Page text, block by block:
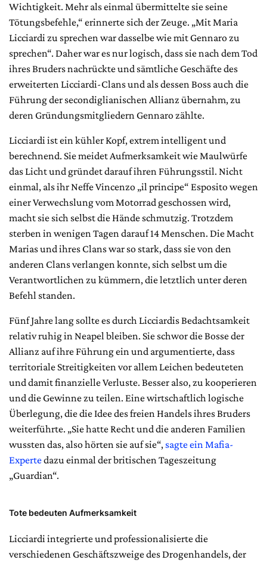
Wichtigkeit. Mehr als einmal übermittelte sie seine
Tötungsbefehle,“ erinnerte sich der Zeuge. „Mit Maria
Licciardi zu sprechen war dasselbe wie mit Gennaro zu
sprechen“. Daher war es nur logisch, dass sie nach dem Tod
ihres Bruders nachrückte und sämtliche Geschäfte des
erweiterten Licciardi-Clans und als dessen Boss auch die
Führung der secondiglianischen Allianz übernahm, zu
deren Gründungsmitgliedern Gennaro zählte.
Licciardi ist ein kühler Kopf, extrem intelligent und
berechnend. Sie meidet Aufmerksamkeit wie Maulwürfe
das Licht und gründet darauf ihren Führungsstil. Nicht
einmal, als ihr Neffe Vincenzo „il principe“ Esposito wegen
einer Verwechslung vom Motorrad geschossen wird,
macht sie sich selbst die Hände schmutzig. Trotzdem
sterben in wenigen Tagen darauf 14 Menschen. Die Macht
Marias und ihres Clans war so stark, dass sie von den
anderen Clans verlangen konnte, sich selbst um die
Verantwortlichen zu kümmern, die letztlich unter deren
Befehl standen.
Fünf Jahre lang sollte es durch Licciardis Bedachtsamkeit
relativ ruhig in Neapel bleiben. Sie schwor die Bosse der
Allianz auf ihre Führung ein und argumentierte, dass
territoriale Streitigkeiten vor allem Leichen bedeuteten
und damit finanzielle Verluste. Besser also, zu kooperieren
und die Gewinne zu teilen. Eine wirtschaftlich logische
Überlegung, die die Idee des freien Handels ihres Bruders
weiterführte. „Sie hatte Recht und die anderen Familien
wussten das, also hörten sie auf sie“, sagte ein Mafia-
Expertedazu einmal der britischen Tageszeitung
„Guardian“.
Tote bedeuten Aufmerksamkeit
Licciardi integrierte und professionalisierte die
verschiedenen Geschäftszweige des Drogenhandels, der